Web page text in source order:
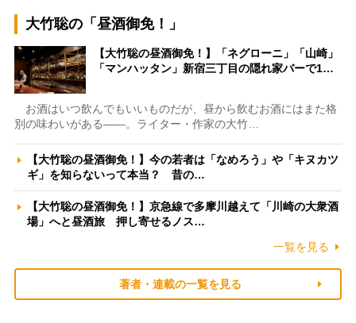
大竹聡の「昼酒御免！」
【大竹聡の昼酒御免！】「ネグローニ」「山崎」
「マンハッタン」新宿三丁目の隠れ家バーで1…
お酒はいつ飲んでもいいものだが、昼から飲むお酒にはまた格
別の味わいがある――。ライター・作家の大竹…
【大竹聡の昼酒御免！】今の若者は「なめろう」や「キヌカツ
ギ」を知らないって本当？ 昔の…
【大竹聡の昼酒御免！】京急線で多摩川越えて「川崎の大衆酒
場」へと昼酒旅 押し寄せるノス…
一覧を見る
著者・連載の一覧を見る